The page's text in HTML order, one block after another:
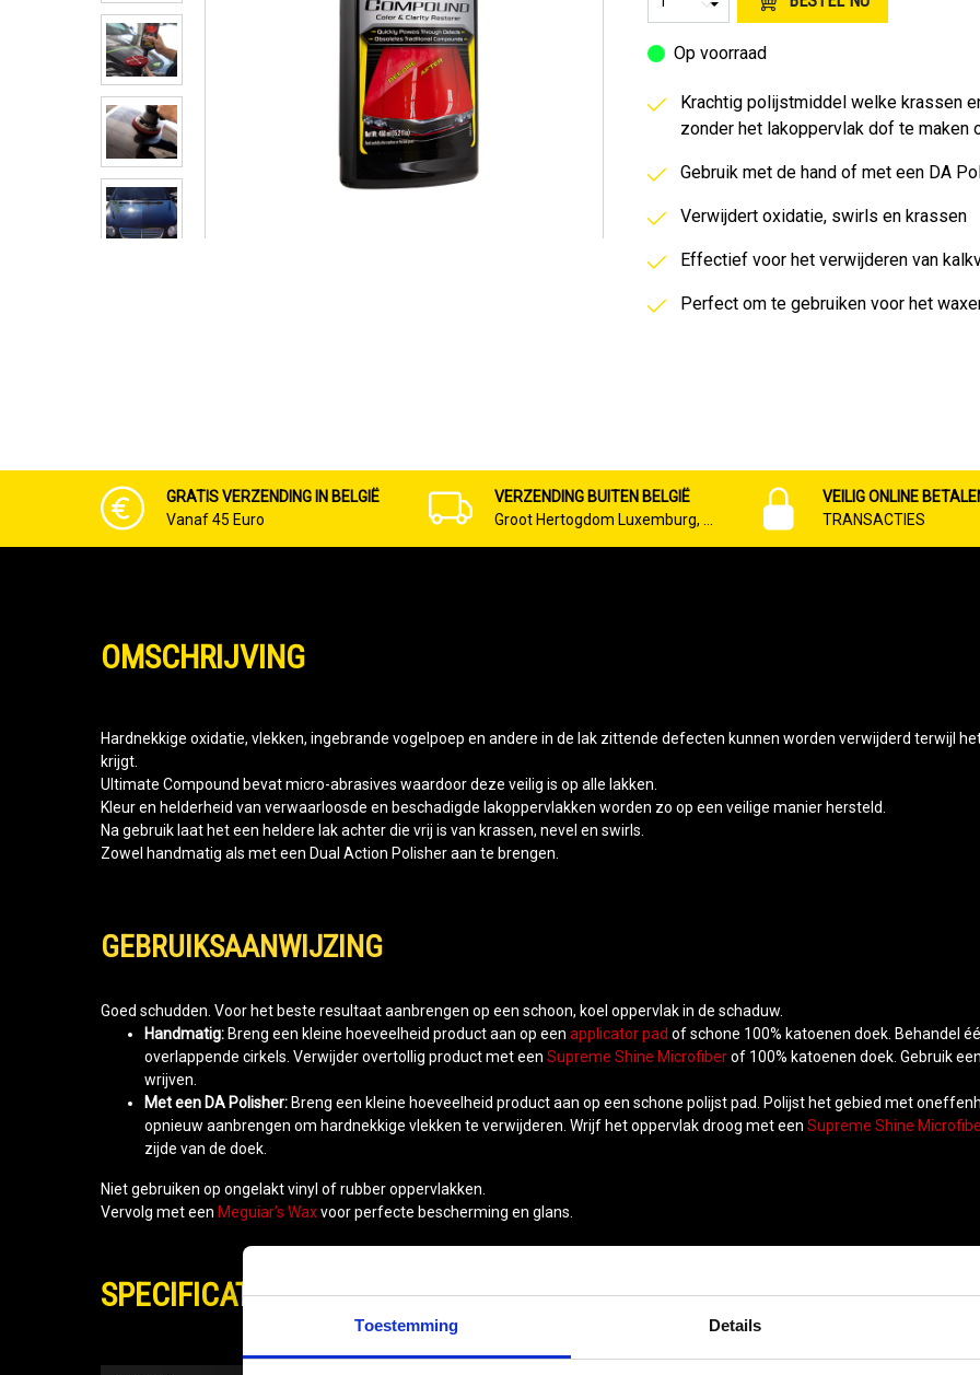
Toestemming Details
Sierlijsten & Rubbers
Op voorraad
Krachtig polijstmiddel welke krassen
zonder het lakoppervlak dof te maken
Gebruik met de hand of met een DA
Verwijdert oxidatie, swirls en krassen
Effectief voor het verwijderen van
Perfect om te gebruiken voor het
GRATIS VERZENDING IN BELGIË
Vanaf 45 Euro
VERZENDING BUITEN BELGIË
Groot Hertogdom Luxemburg, …
VEILIG ONLINE
TRANSACTIES
OMSCHRIJVING
Hardnekkige oxidatie, vlekken, ingebrande vogelpoep en andere in de lak zittende defecten kunnen worden verwijderd terwijl
krijgt.
Ultimate Compound bevat micro-abrasives waardoor deze veilig is op alle lakken.
Kleur en helderheid van verwaarloosde en beschadigde lakoppervlakken worden zo op een veilige manier hersteld.
Na gebruik laat het een heldere lak achter die vrij is van krassen, nevel en swirls.
Zowel handmatig als met een Dual Action Polisher aan te brengen.
GEBRUIKSAANWIJZING
Goed schudden. Voor het beste resultaat aanbrengen op een schoon, koel oppervlak in de schaduw.
Handmatig: Breng een kleine hoeveelheid product aan op een applicator pad of schone 100% katoenen doek. Behandel
overlappende cirkels. Verwijder overtollig product met een Supreme Shine Microfiberof 100% katoenen doek. Gebruik
wrijven.
Met een DA Polisher: Breng een kleine hoeveelheid product aan op een schone polijst pad. Polijst het gebied met
opnieuw aanbrengen om hardnekkige vlekken te verwijderen. Wrijf het oppervlak droog met een Supreme Shine
zijde van de doek.
Niet gebruiken op ongelakt vinyl of rubber oppervlakken.
Vervolg met een Meguiar’s Waxvoor perfecte bescherming en glans.
SPECIFICATIES